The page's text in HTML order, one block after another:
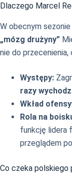
Dlaczego Marcel
W obecnym
„mózg drużyny”
nie do
Występy:
razy
Wkład
Rola na
funkcję lidera
przeglądem
Co czeka polskiego